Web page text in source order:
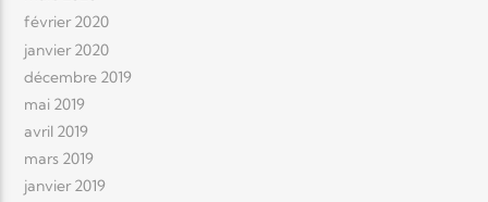
février 2020
janvier 2020
décembre 2019
mai 2019
avril 2019
mars 2019
janvier 2019